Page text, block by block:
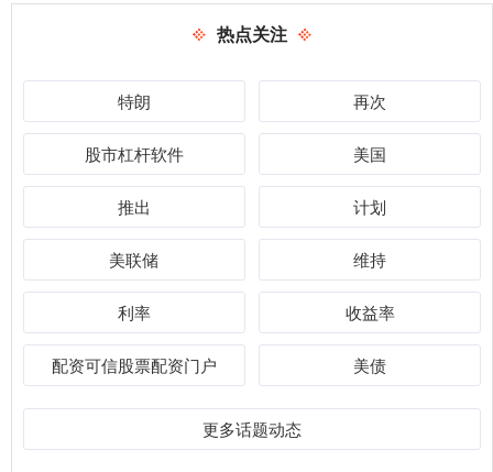
热点关注
特朗 再次
股市杠杆软件 美国
推出 计划
美联储 维持
利率 收益率
配资可信股票配资门户 美债
更多话题动态